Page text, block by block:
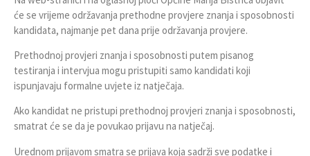
će se vrijeme održavanja prethodne provjere znanja i sposobnosti
kandidata, najmanje pet dana prije održavanja provjere.
Prethodnoj provjeri znanja i sposobnosti putem pisanog
testiranja i intervjua mogu pristupiti samo kandidati koji
ispunjavaju formalne uvjete iz natječaja.
Ako kandidat ne pristupi prethodnoj provjeri znanja i sposobnosti,
smatrat će se da je povukao prijavu na natječaj.
Urednom prijavom smatra se prijava koja sadrži sve podatke i